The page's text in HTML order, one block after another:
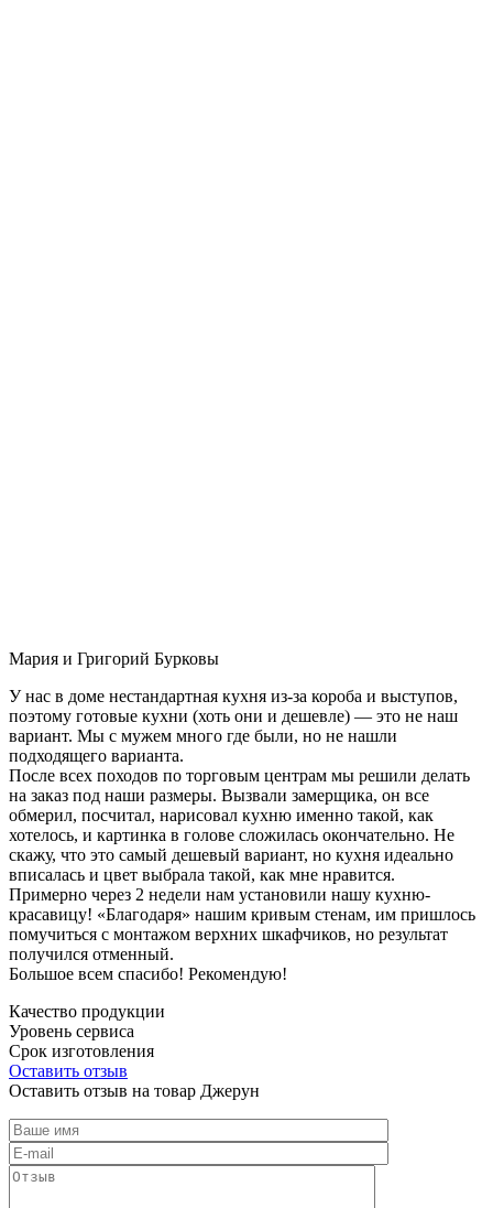
Мария и Григорий Бурковы
У нас в доме нестандартная кухня из-за короба и выступов,
поэтому готовые кухни (хоть они и дешевле) — это не наш
вариант. Мы с мужем много где были, но не нашли
подходящего варианта.
После всех походов по торговым центрам мы решили делать
на заказ под наши размеры. Вызвали замерщика, он все
обмерил, посчитал, нарисовал кухню именно такой, как
хотелось, и картинка в голове сложилась окончательно. Не
скажу, что это самый дешевый вариант, но кухня идеально
вписалась и цвет выбрала такой, как мне нравится.
Примерно через 2 недели нам установили нашу кухню-
красавицу! «Благодаря» нашим кривым стенам, им пришлось
помучиться с монтажом верхних шкафчиков, но результат
получился отменный.
Большое всем спасибо! Рекомендую!
Качество продукции
Уровень сервиса
Срок изготовления
Оставить отзыв
Оставить отзыв на товар Джерун